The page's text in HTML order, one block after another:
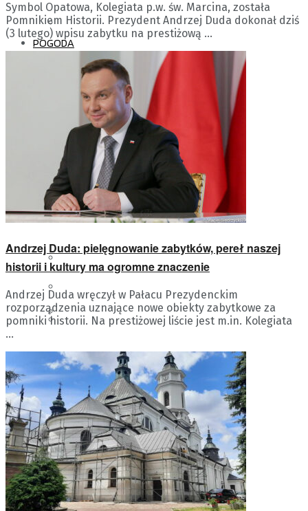
POGODA
PORTALE RADIA KIELCE
CENTRUM EDUKACJI
MEDIALNEJ
FOLK RADIO
PODCASTY
PROJEKT PRACA
WIELKA LITERATURA W
CYFROWYM ŚWIECIE
HISTORIA POLSKIEGO
RADIA KIELCE
ABONAMENT RTV
POLITYKA PRYWATNOŚCI
REGULAMIN KONKURSÓW
ANTENOWYCH
STANDARDY OCHRONY
MAŁOLETNICH
WARUNKI KORZYSTANIA
ZASADY KAMPANII
SPOŁECZNYCH
BIP
Brak wyników
Pokaż wszystko
Symbol Opatowa, Kolegiata p.w. św. Marcina, została
Pomnikiem Historii. Prezydent Andrzej Duda dokonał dziś
(3 lutego) wpisu zabytku na prestiżową ...
Andrzej Duda: pielęgnowanie zabytków, pereł naszej
historii i kultury ma ogromne znaczenie
Andrzej Duda wręczył w Pałacu Prezydenckim
rozporządzenia uznające nowe obiekty zabytkowe za
pomniki historii. Na prestiżowej liście jest m.in. Kolegiata
...